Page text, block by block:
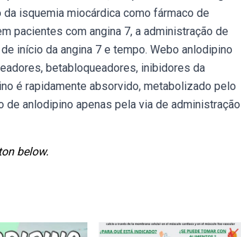
isquemia miocárdica como fármaco de
pacientes com angina 7, a administração de
início da angina 7 e tempo. Webo anlodipino
betabloqueadores, inibidores da
é rapidamente absorvido, metabolizado pelo
anlodipino apenas pela via de administração
below.